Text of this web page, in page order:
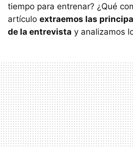
tiempo para entrenar? ¿Qué
artículo extraemos las
de la entrevista y analizamos